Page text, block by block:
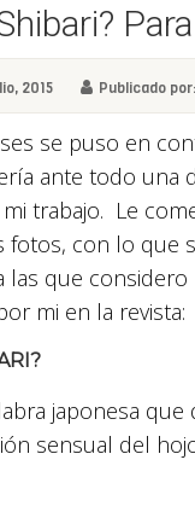
2015 Publicado
se puso en
ante todo una
trabajo. Le
fotos, con lo que
las que
mi en la revista:
japonesa
sensual del